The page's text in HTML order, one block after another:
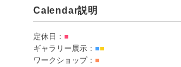
Calendar説明
定休日： ■
ギャラリー展示： ■■
ワークショップ： ■